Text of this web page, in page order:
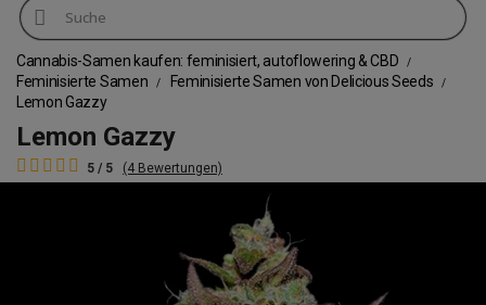
Cannabis-Samen kaufen: feminisiert, autoflowering & CBD
Feminisierte Samen
Feminisierte Samen von Delicious Seeds
Lemon Gazzy
Lemon Gazzy
5 / 5 (4 Bewertungen)